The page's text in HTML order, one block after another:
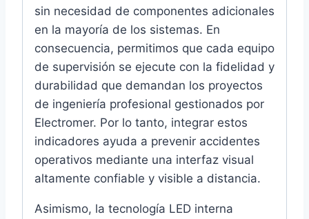
sin necesidad de componentes adicionales
en la mayoría de los sistemas. En
consecuencia, permitimos que cada equipo
de supervisión se ejecute con la fidelidad y
durabilidad que demandan los proyectos
de ingeniería profesional gestionados por
Electromer. Por lo tanto, integrar estos
indicadores ayuda a prevenir accidentes
operativos mediante una interfaz visual
altamente confiable y visible a distancia.
Asimismo, la tecnología LED interna